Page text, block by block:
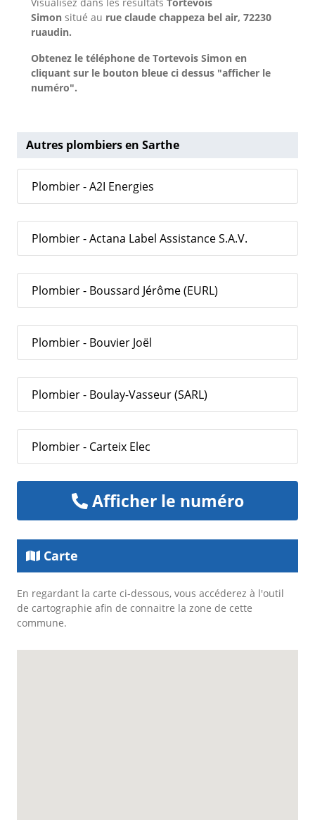
Simon situé au rue claude chappeza bel air, 72230
ruaudin.
Obtenez le téléphone de Tortevois Simon en
cliquant sur le bouton bleue ci dessus "afficher le
numéro".
Autres plombiers en Sarthe
Plombier - A2I Energies
Plombier - Actana Label Assistance S.A.V.
Plombier - Boussard Jérôme (EURL)
Plombier - Bouvier Joël
Plombier - Boulay-Vasseur (SARL)
Plombier - Carteix Elec
Afficher le numéro
Carte
En regardant la carte ci-dessous, vous accéderez à l'outil
de cartographie afin de connaitre la zone de cette
commune.